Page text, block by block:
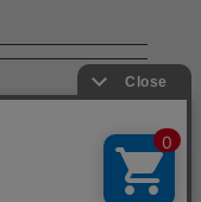
話でのお問い合